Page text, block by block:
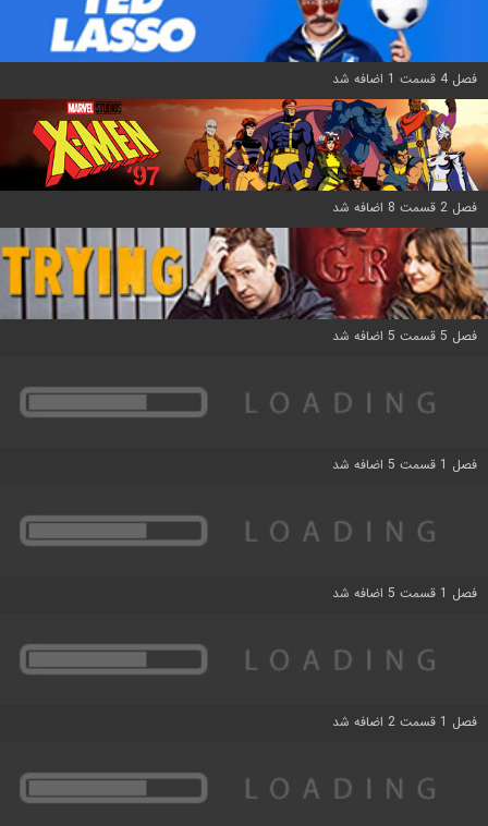
فصل 4 قسمت 1 اضافه شد
فصل 2 قسمت 8 اضافه شد
فصل 5 قسمت 5 اضافه شد
فصل 1 قسمت 5 اضافه شد
فصل 1 قسمت 5 اضافه شد
فصل 1 قسمت 2 اضافه شد